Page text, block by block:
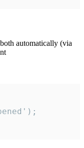
automatically (via